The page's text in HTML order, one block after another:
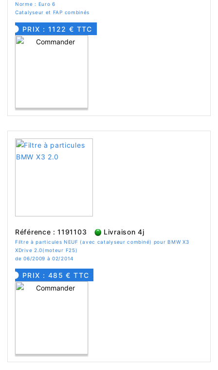
Norme : Euro 6
Catalyseur et FAP combinés
PRIX : 1122 € TTC
Référence : 1191103 Livraison 4j
Filtre à particules NEUF (avec catalyseur combiné) pour BMW X3
XDrive 2.0(moteur F25)
de 06/2009 à 02/2014
PRIX : 485 € TTC